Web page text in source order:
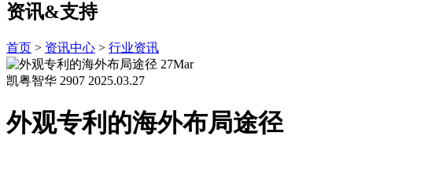
资讯&支持
首页 > 资讯中心 > 行业资讯
27Mar
凯粤智华 2907 2025.03.27
外观专利的海外布局途径